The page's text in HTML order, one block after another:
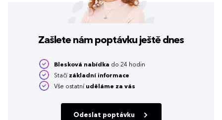
Zašlete nám poptávku ještě dnes
Blesková nabídka do 24 hodin
Stačí základní informace
Vše ostatní uděláme za vás
Odeslat poptávku